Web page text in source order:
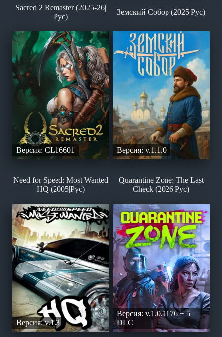
Sacred 2 Remaster (2025-26|
Рус)
Версия: CL16601
Земский Собор (2025|Рус)
Версия: v.1.1.0
Need for Speed: Most Wanted
HQ (2005|Рус)
Версия: v.1.3
Quarantine Zone: The Last
Check (2026|Рус)
Версия: v.1.0.1176 + 5
DLC